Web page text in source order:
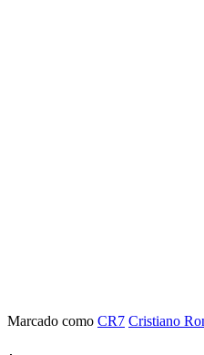
Marcado como CR7 Cristiano